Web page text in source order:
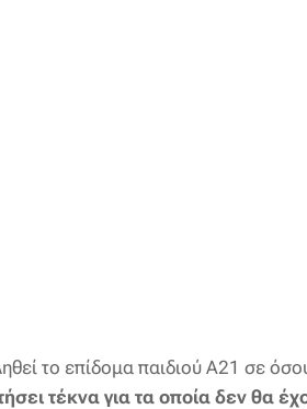
το επίδομα παιδιού Α21 σε
τέκνα για τα οποία δεν θα